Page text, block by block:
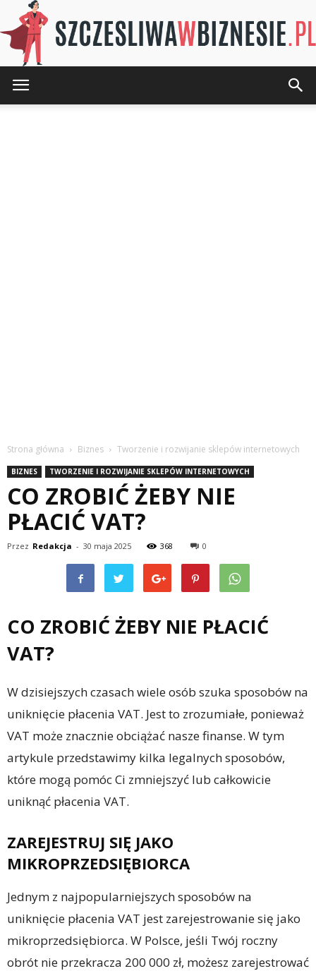
Strona główna Biznes Tworzenie i rozwijanie sklepów internetowych
BIZNES TWORZENIE I ROZWIJANIE SKLEPÓW INTERNETOWYCH
CO ZROBIĆ ŻEBY NIE
PŁACIĆ VAT?
Przez Redakcja - 30 maja 2025 368 0
CO ZROBIĆ ŻEBY NIE PŁACIĆ
VAT?
W dzisiejszych czasach wiele osób szuka sposobów na
uniknięcie płacenia VAT. Jest to zrozumiałe, ponieważ
VAT może znacznie obciążać nasze finanse. W tym
artykule przedstawimy kilka legalnych sposobów,
które mogą pomóc Ci zmniejszyć lub całkowicie
uniknąć płacenia VAT.
ZAREJESTRUJ SIĘ JAKO
MIKROPRZEDSIĘBIORCA
Jednym z najpopularniejszych sposobów na
uniknięcie płacenia VAT jest zarejestrowanie się jako
mikroprzedsiębiorca. W Polsce, jeśli Twój roczny
obrót nie przekracza 200 000 zł, możesz zarejestrować